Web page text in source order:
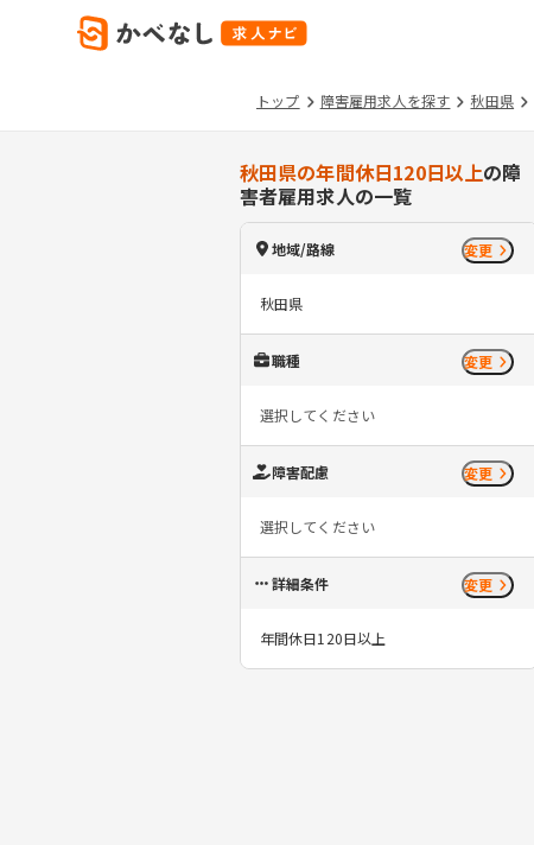
トップ 障害雇用求人を探す 秋田県
秋田県の年間休日120日以上の障
害者雇用求人の一覧
地域/路線 変更
秋田県
職種 変更
選択してください
障害配慮 変更
選択してください
詳細条件 変更
年間休日120日以上